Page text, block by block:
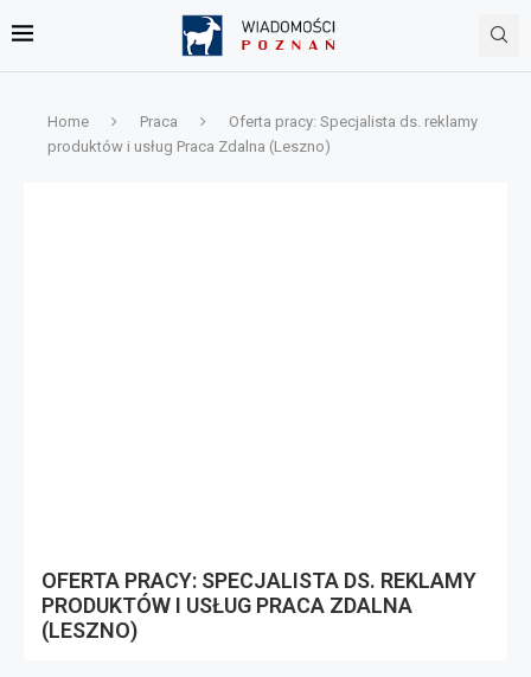
Home Praca
Oferta pracy: Specjalista ds. reklamy
produktów i usług Praca Zdalna (Leszno)
OFERTA PRACY: SPECJALISTA DS. REKLAMY
PRODUKTÓW I USŁUG PRACA ZDALNA
(LESZNO)